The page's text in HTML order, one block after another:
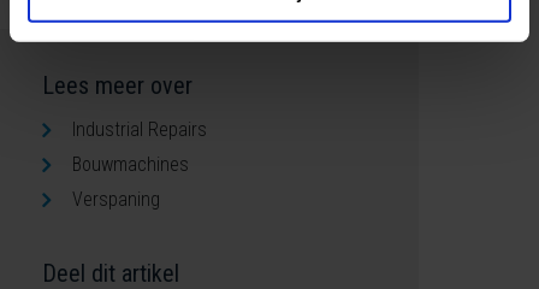
Lees meer over
Industrial Repairs
Bouwmachines
Verspaning
Deel dit artikel